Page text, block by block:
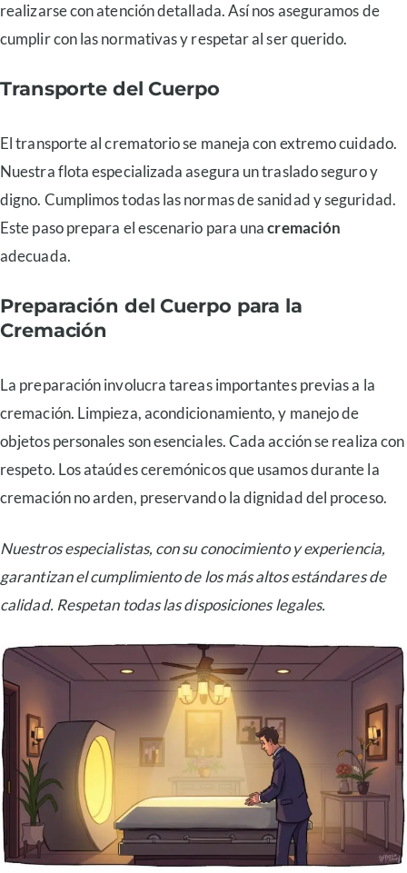
realizarse con atención detallada. Así nos aseguramos de
cumplir con las normativas y respetar al ser querido.
Transporte del Cuerpo
El transporte al crematorio se maneja con extremo cuidado.
Nuestra flota especializada asegura un traslado seguro y
digno. Cumplimos todas las normas de sanidad y seguridad.
Este paso prepara el escenario para unacremación
adecuada.
Preparación del Cuerpo para la
Cremación
La preparación involucra tareas importantes previas a la
cremación. Limpieza, acondicionamiento, y manejo de
objetos personales son esenciales. Cada acción se realiza con
respeto. Los ataúdes ceremónicos que usamos durante la
cremación no arden, preservando la dignidad del proceso.
Nuestros especialistas, con su conocimiento y experiencia,
garantizan el cumplimiento de los más altos estándares de
calidad. Respetan todas las disposiciones legales.